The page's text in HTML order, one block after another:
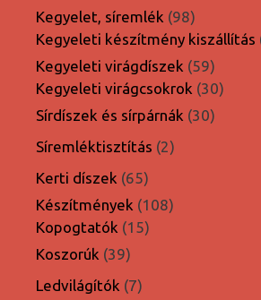
termék
Kegyelet, síremlék 9898
termék
Kegyeleti készítmény kiszállítás
Kegyeleti virágdíszek 5959
termék
Kegyeleti virágcsokrok 3030
Sírdíszek és sírpárnák 3030
Síremléktisztítás 22
Kerti díszek 6565
termék
Készítmények 108108
Kopogtatók 1515
Koszorúk 3939
termék
Ledvilágítók 77